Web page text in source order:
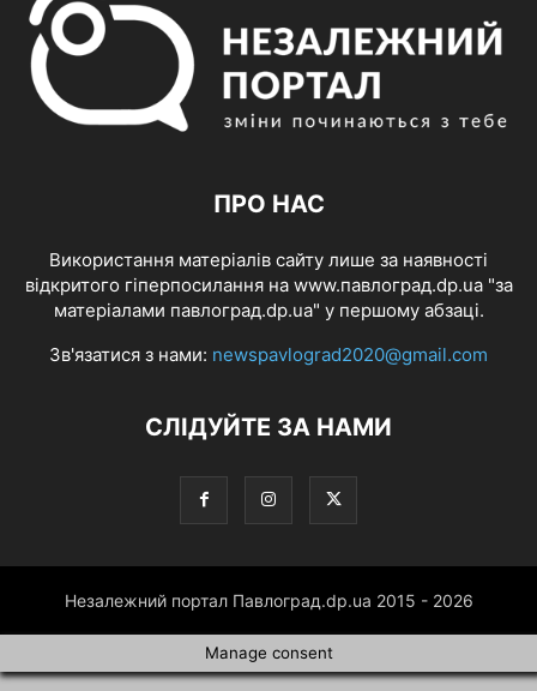
ПРО НАС
Використання матеріалів сайту лише за наявності
відкритого гіперпосилання на www.павлоград.dp.ua "за
матеріалами павлоград.dp.ua" у першому абзаці.
Зв'язатися з нами: newspavlograd2020@gmail.com
СЛІДУЙТЕ ЗА НАМИ
Незалежний портал Павлоград.dp.ua 2015 - 2026
Manage consent